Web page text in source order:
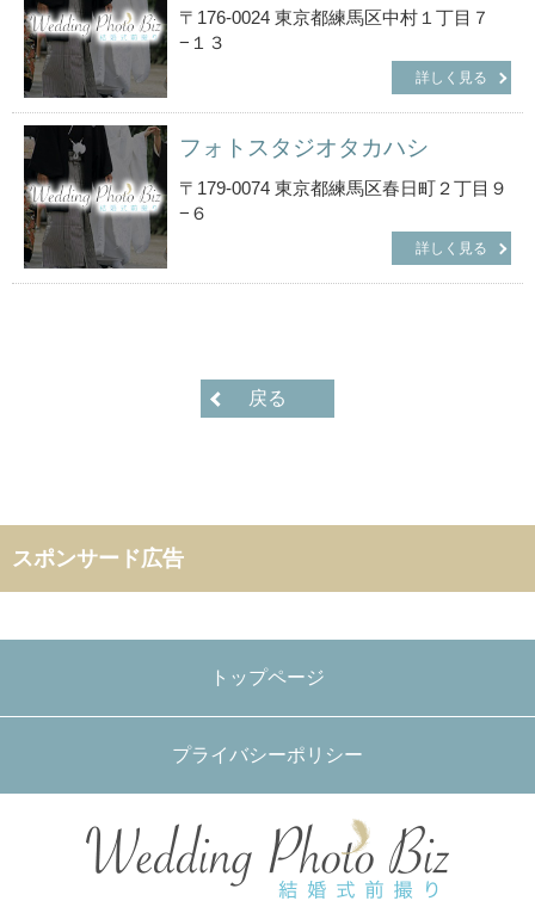
〒176-0024 東京都練馬区中村１丁目７
−１３
詳しく見る
フォトスタジオタカハシ
〒179-0074 東京都練馬区春日町２丁目９
−６
詳しく見る
戻る
スポンサード広告
トップページ
プライバシーポリシー